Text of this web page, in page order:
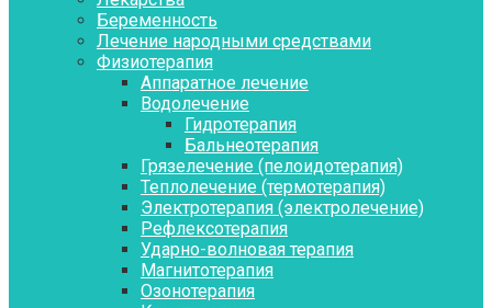
Беременность
Лечение народными средствами
Физиотерапия
Аппаратное лечение
Водолечение
Гидротерапия
Бальнеотерапия
Грязелечение (пелоидотерапия)
Теплолечение (термотерапия)
Электротерапия (электролечение)
Рефлексотерапия
Ударно-волновая терапия
Магнитотерапия
Озонотерапия